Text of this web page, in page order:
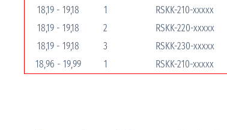
18,19 - 19,18
1 RSKK-210-xxxxx
18,19 - 19,18
2 RSKK-220-xxxxx
18,19 - 19,18
3 RSKK-230-xxxxx
18,96 - 19,99
1 RSKK-210-xxxxx